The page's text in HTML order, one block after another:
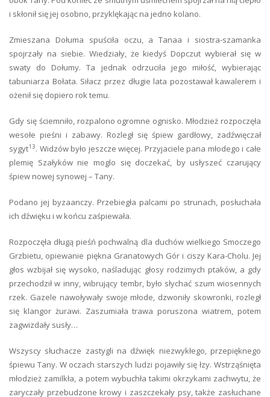
i skłonił się jej osobno, przyklękając na jedno kolano.
Zmieszana Dołuma spuściła oczu, a Tanaa i siostra-szamanka
spojrzały na siebie. Wiedziały, że kiedyś Dopczut wybierał się w
swaty do Dołumy. Ta jednak odrzuciła jego miłość, wybierając
tabuniarza Bołata. Siłacz przez długie lata pozostawał kawalerem i
ożenił się dopiero rok temu.
Gdy się ściemniło, rozpalono ogromne ognisko. Młodzież rozpoczęła
wesołe pieśni i zabawy. Rozległ się śpiew gardłowy, zadźwięczał
sygyt13. Widzów było jeszcze więcej. Przyjaciele pana młodego i całe
plemię Szałyków nie moglo się doczekać, by usłyszeć czarujący
śpiew nowej synowej – Tany.
Podano jej byzaanczy. Przebiegła palcami po strunach, posłuchała
ich dźwięku i w końcu zaśpiewała.
Rozpoczęła długą pieśń pochwalną dla duchów wielkiego Smoczego
Grzbietu, opiewanie piękna Granatowych Gór i ciszy Kara-Cholu. Jej
głos wzbijał się wysoko, naśladując głosy rodzimych ptaków, a gdy
przechodził w inny, wibrujący tembr, było słychać szum wiosennych
rzek. Gazele nawoływały swoje młode, dzwoniły skowronki, rozległ
się klangor żurawi. Zaszumiała trawa poruszona wiatrem, potem
zagwizdały susły…
Wszyscy słuchacze zastygli na dźwięk niezwykłego, przepięknego
śpiewu Tany. W oczach starszych ludzi pojawiły się łzy. Wstrząśnięta
młodzież zamilkła, a potem wybuchła takimi okrzykami zachwytu, że
zaryczały przebudzone krowy i zaszczekały psy, także zasłuchane